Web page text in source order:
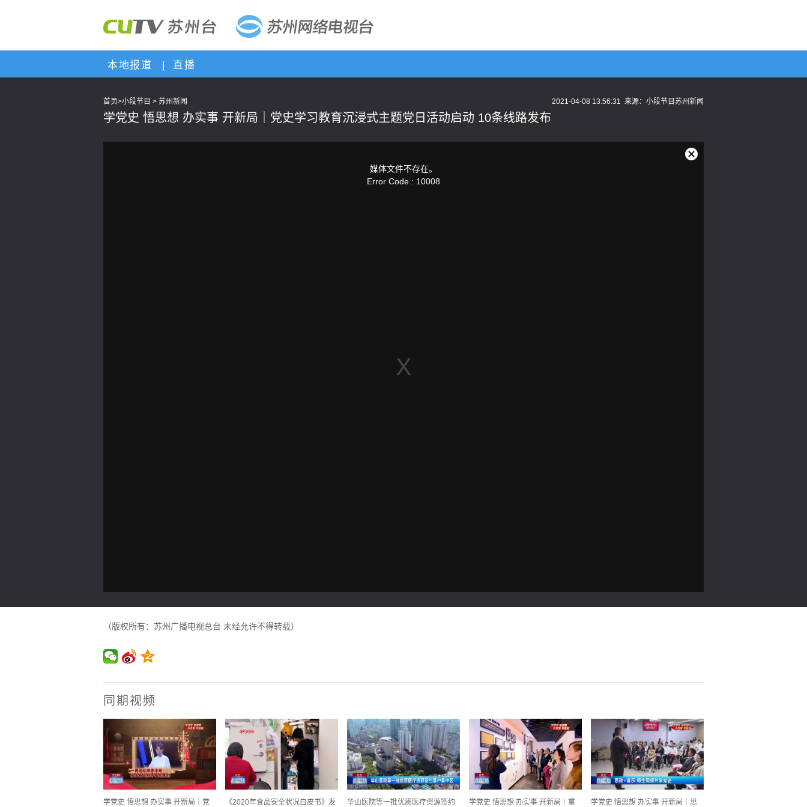
本地报道 | 直播
首页>小段节目 > 苏州新闻 2021-04-08 13:56:31 来源： 小段节目苏州新闻
学党史 悟思想 办实事 开新局｜党史学习教育沉浸式主题党日活动启动 10条线路发布
媒体文件不存在。
Error Code : 10008
关
（版权所有：苏州广播电视总台 未经允许不得转载）
同期视频
学党史 悟思想 办实事 开新局｜党 《2020年食品安全状况白皮书》发 华山医院等一批优质医疗资源签约 学党史 悟思想 办实事 开新局｜重 学党史 悟思想 办实事 开新局｜思